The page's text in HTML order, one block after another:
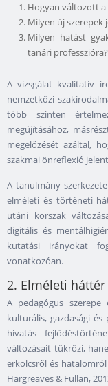
Hogyan változott a
Milyen új szerepek
Milyen hatást
tanári professzióra?
A vizsgálat kvalitatív
nemzetközi
több szinten
megújításához,
megelőzését azáltal,
szakmai önreflexió
A tanulmány
elméleti és történeti
utáni korszak
digitális és
kutatási irányokat
vonatkozóan.
2. Elméleti
A pedagógus
kulturális, gazdasági
hivatás
változásait tükrözi,
erkölcsről és
Hargreaves & Fullan,